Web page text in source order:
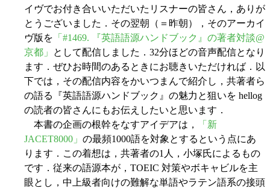
イヴでお付き合いいただいたリスナーの皆さん，ありが
とうございました．その翌朝（＝昨朝），そのアーカイ
ヴ版を 「#1469. 『英語語源ハンドブック』の著者対談@
京都」
として配信しました．32分ほどの音声配信となり
ます．ぜひお時間のあるときにお聴きいただければ．以
下では，その配信内容をかいつまんで紹介し，共著者ら
の語る『英語語源ハンドブック』の魅力と狙いを hellog
の読者の皆さんにもお伝えしたいと思います．
本書の企画の根幹をなすアイデアは，
「新
JACET8000」 の最頻1000語を対象とするという点にあ
ります．この着想は，共著者の1人，小塚氏によるもの
です．従来の語源本が，TOEIC 対策やボキャビルを主
眼とし，中上級者向けの難解な単語やラテン語系の接頭